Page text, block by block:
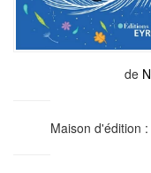
de
Maison d'édition :